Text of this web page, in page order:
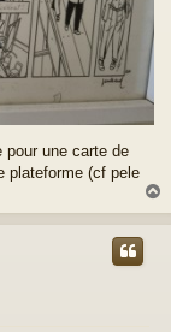
pour une carte de
plateforme (cf pele
a